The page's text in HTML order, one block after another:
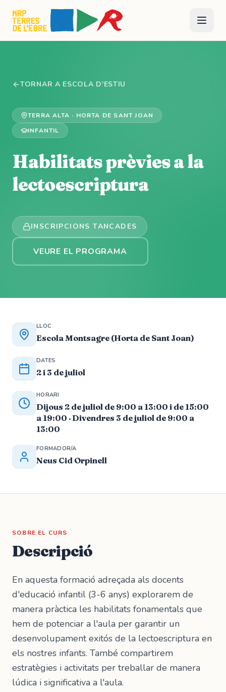
TORNAR A ESCOLA D'ESTIU
TERRA ALTA · HORTA DE SANT JOAN
INFANTIL
Habilitats prèvies a la
lectoescriptura
INSCRIPCIONS TANCADES
VEURE EL PROGRAMA
LLOC
Escola Montsagre (Horta de Sant Joan)
DATES
2 i 3 de juliol
HORARI
Dijous 2 de juliol de 9:00 a 13:00 i de 15:00
a 19:00 · Divendres 3 de juliol de 9:00 a
13:00
FORMADOR/A
Neus Cid Orpinell
SOBRE EL CURS
Descripció
En aquesta formació adreçada als docents
d'educació infantil (3-6 anys) explorarem de
manera pràctica les habilitats fonamentals que
hem de potenciar a l'aula per garantir un
desenvolupament exitós de la lectoescriptura en
els nostres infants. També compartirem
estratègies i activitats per treballar de manera
lúdica i significativa a l'aula.